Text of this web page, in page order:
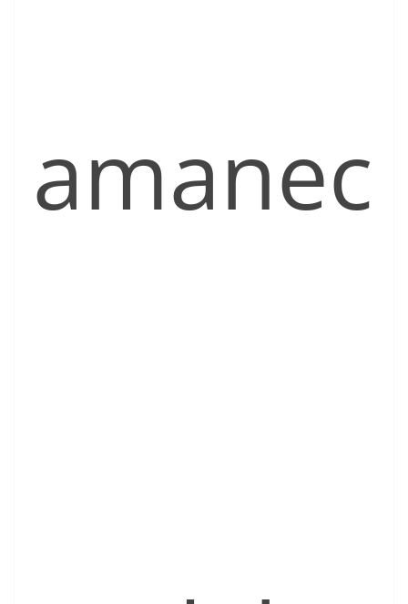
amanec